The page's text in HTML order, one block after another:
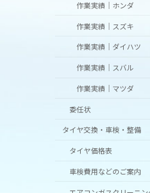
作業実績｜ホンダ
作業実績｜スズキ
作業実績｜ダイハツ
作業実績｜スバル
作業実績｜マツダ
委任状
タイヤ交換・車検・整備
タイヤ価格表
車検費用などのご案内